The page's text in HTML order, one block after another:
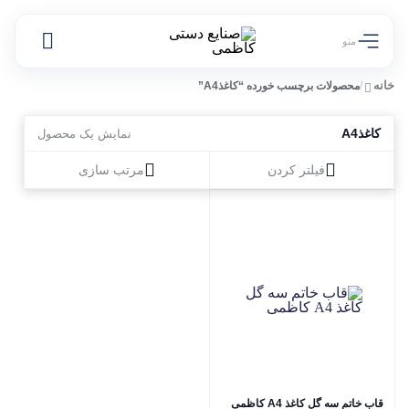
منو
خانه /محصولات برچسب خورده “کاغذA4”
کاغذA4 نمایش یک محصول
فیلتر کردن مرتب سازی
قاب خاتم سه گل کاغذ A4 کاظمی